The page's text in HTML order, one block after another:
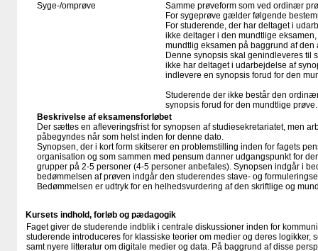
Syge-/omprøve
Samme prøveform som ved ordinær
For sygeprøve gælder følgende
For studerende, der har deltaget i
ikke deltager i den mundtlige
mundtlig eksamen på baggrund af
Denne synopsis skal genindleveres til
ikke har deltaget i udarbejdelse af
indlevere en synopsis forud for den
Studerende der ikke består den
synopsis forud for den mundtlige prøve.
Beskrivelse af eksamensforløbet
Der sættes en afleveringsfrist for synopsen af studiesekretariatet, men
påbegyndes når som helst inden for denne dato.
Synopsen, der i kort form skitserer en problemstilling inden for fagets
organisation og som sammen med pensum danner udgangspunkt for
grupper på 2-5 personer (4-5 personer anbefales). Synopsen indgår i
bedømmelsen af prøven indgår den studerendes stave- og
Bedømmelsen er udtryk for en helhedsvurdering af den skriftlige og
Kursets indhold, forløb og pædagogik
Faget giver de studerende indblik i centrale diskussioner inden for
studerende introduceres for klassiske teorier om medier og deres logikker,
samt nyere litteratur om digitale medier og data. På baggrund af disse